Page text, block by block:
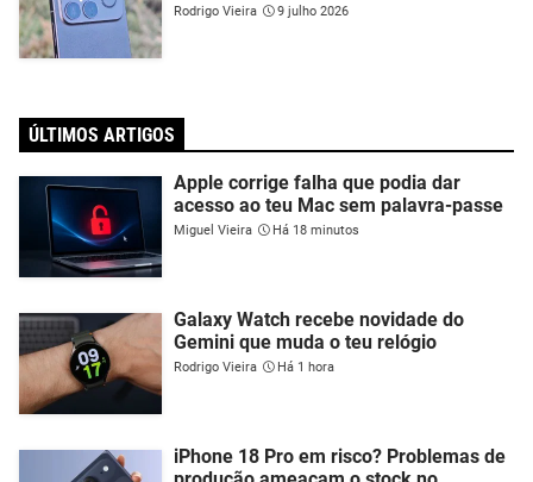
Rodrigo Vieira 9 julho 2026
ÚLTIMOS ARTIGOS
Apple corrige falha que podia dar
acesso ao teu Mac sem palavra-passe
Miguel Vieira Há 18 minutos
Galaxy Watch recebe novidade do
Gemini que muda o teu relógio
Rodrigo Vieira Há 1 hora
iPhone 18 Pro em risco? Problemas de